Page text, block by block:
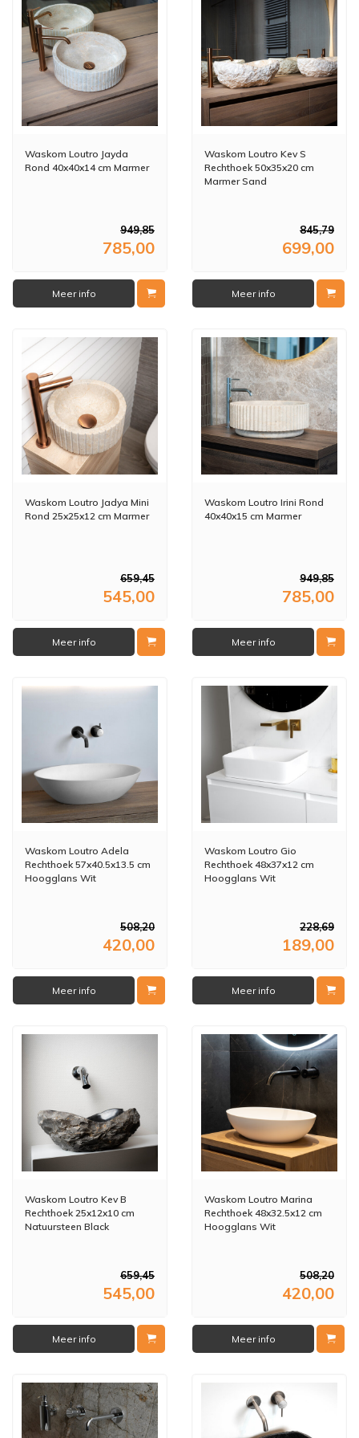
Waskom Loutro Jayda
Rond 40x40x14 cm Marmer
949,85
785,00
Meer info
Waskom Loutro Kev S
Rechthoek 50x35x20 cm
Marmer Sand
845,79
699,00
Meer info
Waskom Loutro Jadya Mini
Rond 25x25x12 cm Marmer
659,45
545,00
Meer info
Waskom Loutro Irini Rond
40x40x15 cm Marmer
949,85
785,00
Meer info
Waskom Loutro Adela
Rechthoek 57x40.5x13.5 cm
Hoogglans Wit
508,20
420,00
Meer info
Waskom Loutro Gio
Rechthoek 48x37x12 cm
Hoogglans Wit
228,69
189,00
Meer info
Waskom Loutro Kev B
Rechthoek 25x12x10 cm
Natuursteen Black
659,45
545,00
Meer info
Waskom Loutro Marina
Rechthoek 48x32.5x12 cm
Hoogglans Wit
508,20
420,00
Meer info